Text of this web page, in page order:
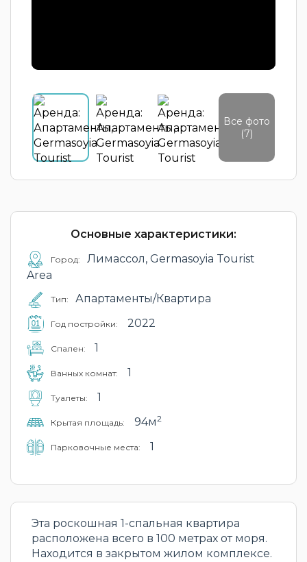
Все фото
(7)
Основные характеристики:
Город:
Лимассол, Germasoyia Tourist
Area
Тип: Апартаменты/Квартира
Год постройки: 2022
Cпален: 1
Ванных комнат: 1
Туалеты: 1
Крытая площадь: 94м2
Парковочные места: 1
Эта роскошная 1-спальная квартира
расположена всего в 100 метрах от моря.
Находится в закрытом жилом комплексе.